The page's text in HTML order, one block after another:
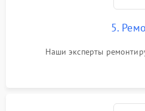
5.
Наши эксперты